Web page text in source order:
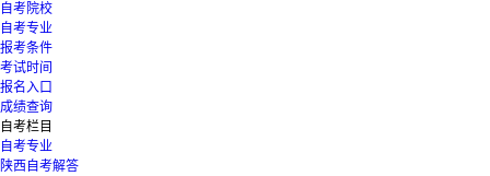
自考院校
自考专业
报考条件
考试时间
报名入口
成绩查询
自考栏目
自考专业
陕西自考解答